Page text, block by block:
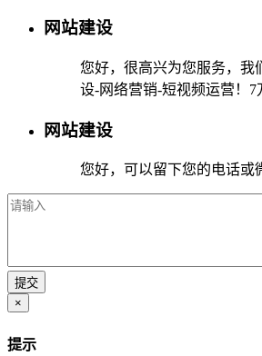
网站建设
您好，很高兴为您服务，我
设-网络营销-短视频运营！7
网站建设
您好，可以留下您的电话或
×
提示